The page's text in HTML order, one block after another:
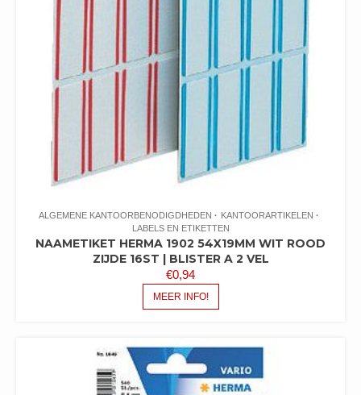
ALGEMENE KANTOORBENODIGDHEDEN
KANTOORARTIKELEN
LABELS EN ETIKETTEN
NAAMETIKET HERMA 1902 54X19MM WIT ROOD
ZIJDE 16ST | BLISTER A 2 VEL
€0,94
MEER INFO!